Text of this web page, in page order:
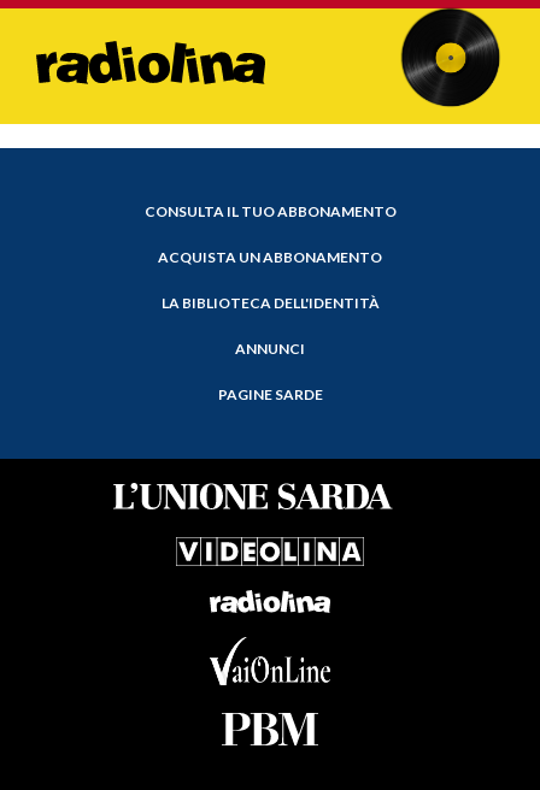
CONSULTA IL TUO ABBONAMENTO
ACQUISTA UN ABBONAMENTO
LA BIBLIOTECA DELL'IDENTITÀ
ANNUNCI
PAGINE SARDE